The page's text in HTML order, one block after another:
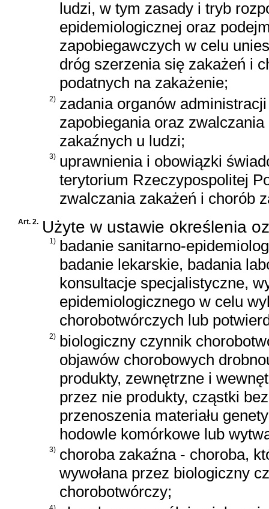
ludzi, w tym zasady i tryb
epidemiologicznej oraz
zapobiegawczych w celu
dróg szerzenia się zakażeń i
podatnych na zakażenie;
2) zadania organów
zapobiegania oraz
zakaźnych u ludzi;
3) uprawnienia i obowiązki
terytorium Rzeczypospolitej
zwalczania zakażeń i chorób
Art. 2. Użyte w ustawie określenia
1) badanie sanitarno-
badanie lekarskie, badania
konsultacje specjalistyczne,
epidemiologicznego w celu
chorobotwórczych lub
2) biologiczny czynnik
objawów chorobowych
produkty, zewnętrzne i
przez nie produkty, cząstki
przenoszenia materiału
hodowle komórkowe lub
3) choroba zakaźna - choroba,
wywołana przez biologiczny
chorobotwórczy;